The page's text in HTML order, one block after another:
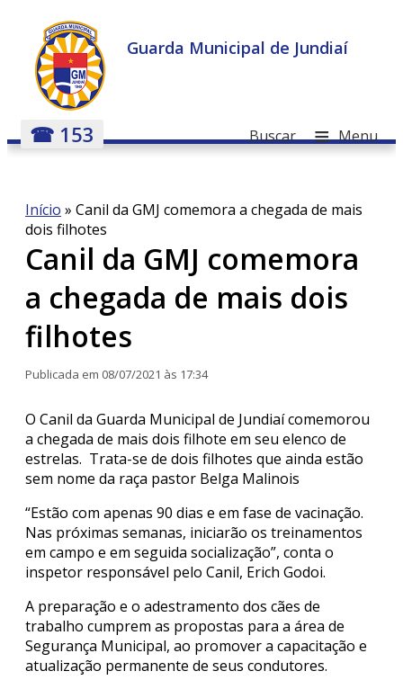
Guarda Municipal de Jundiaí
☎ 153 ≡ Menu
Buscar
Início » Canil da GMJ comemora a chegada de mais
dois filhotes
Canil da GMJ comemora
a chegada de mais dois
filhotes
Publicada em 08/07/2021 às 17:34
O Canil da Guarda Municipal de Jundiaí comemorou
a chegada de mais dois filhote em seu elenco de
estrelas. Trata-se de dois filhotes que ainda estão
sem nome da raça pastor Belga Malinois
“Estão com apenas 90 dias e em fase de vacinação.
Nas próximas semanas, iniciarão os treinamentos
em campo e em seguida socialização”, conta o
inspetor responsável pelo Canil, Erich Godoi.
A preparação e o adestramento dos cães de
trabalho cumprem as propostas para a área de
Segurança Municipal, ao promover a capacitação e
atualização permanente de seus condutores.